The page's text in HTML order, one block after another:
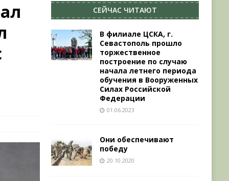
СЕЙЧАС ЧИТАЮТ
В филиале ЦСКА, г.
Севастополь прошло
торжественное
построение по случаю
начала летнего периода
обучения в Вооруженных
Силах Российской
Федерации
01.06.2023
Они обеспечивают
победу
20.10.2020